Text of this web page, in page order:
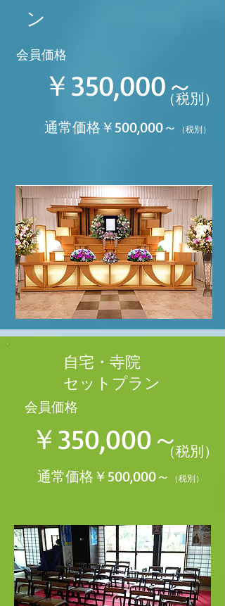
ン
​会員価格
（税別）
￥350,000～
通常価格￥500,000～ （税別）
自宅・寺院
セットプラン
会員価格
（税別）
￥350,000～
通常価格￥500,000～ （税別）